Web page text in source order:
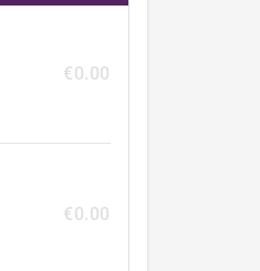
€0.00
€0.00